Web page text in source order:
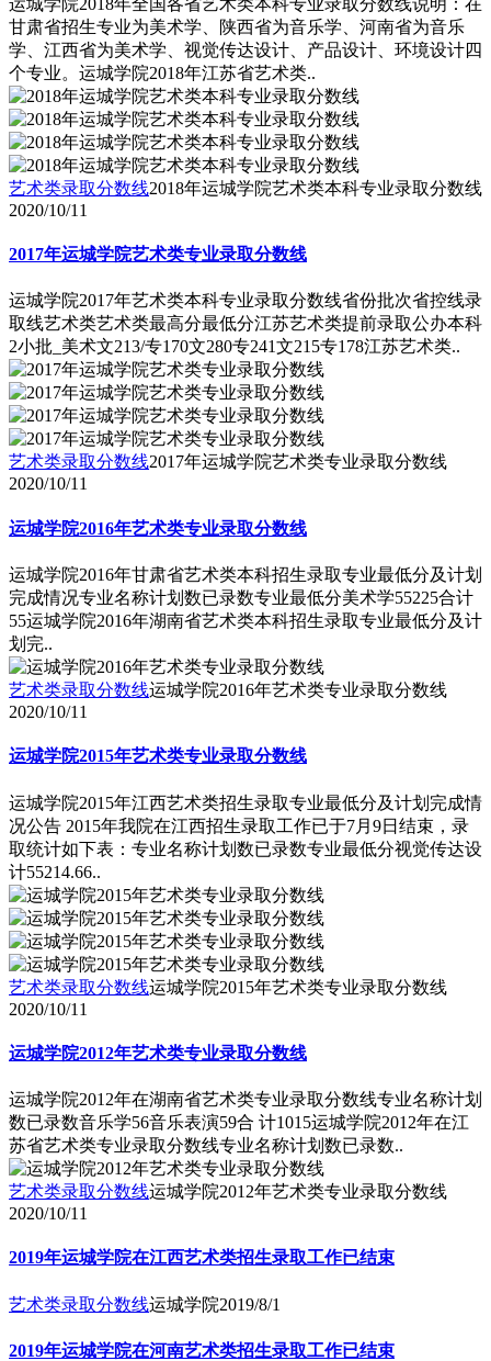
运城学院2018年全国各省艺术类本科专业录取分数线说明：在
甘肃省招生专业为美术学、陕西省为音乐学、河南省为音乐
学、江西省为美术学、视觉传达设计、产品设计、环境设计四
个专业。运城学院2018年江苏省艺术类..
艺术类录取分数线2018年运城学院艺术类本科专业录取分数线
2020/10/11
2017年运城学院艺术类专业录取分数线
运城学院2017年艺术类本科专业录取分数线省份批次省控线录
取线艺术类艺术类最高分最低分江苏艺术类提前录取公办本科
2小批_美术文213/专170文280专241文215专178江苏艺术类..
艺术类录取分数线2017年运城学院艺术类专业录取分数线
2020/10/11
运城学院2016年艺术类专业录取分数线
运城学院2016年甘肃省艺术类本科招生录取专业最低分及计划
完成情况专业名称计划数已录数专业最低分美术学55225合计
55运城学院2016年湖南省艺术类本科招生录取专业最低分及计
划完..
艺术类录取分数线运城学院2016年艺术类专业录取分数线
2020/10/11
运城学院2015年艺术类专业录取分数线
运城学院2015年江西艺术类招生录取专业最低分及计划完成情
况公告 2015年我院在江西招生录取工作已于7月9日结束，录
取统计如下表：专业名称计划数已录数专业最低分视觉传达设
计55214.66..
艺术类录取分数线运城学院2015年艺术类专业录取分数线
2020/10/11
运城学院2012年艺术类专业录取分数线
运城学院2012年在湖南省艺术类专业录取分数线专业名称计划
数已录数音乐学56音乐表演59合 计1015运城学院2012年在江
苏省艺术类专业录取分数线专业名称计划数已录数..
艺术类录取分数线运城学院2012年艺术类专业录取分数线
2020/10/11
​2019年运城学院在江西艺术类招生录取工作已结束
艺术类录取分数线运城学院2019/8/1
​2019年运城学院在河南艺术类招生录取工作已结束